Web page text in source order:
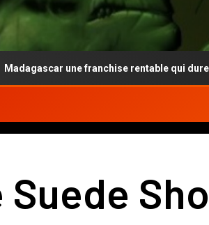
une franchise rentable qui dure